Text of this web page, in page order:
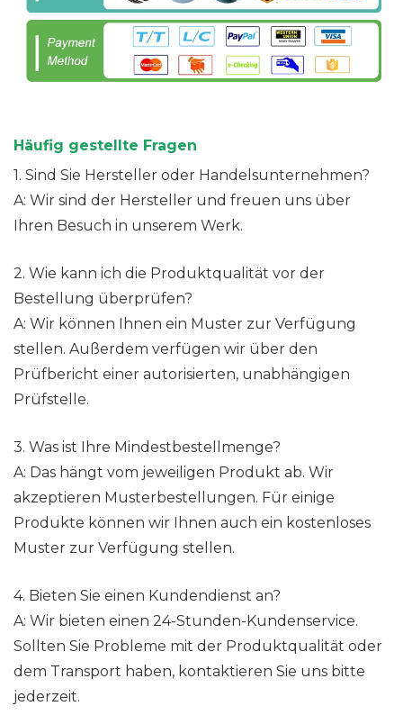
Häufig gestellte Fragen
1. Sind Sie Hersteller oder Handelsunternehmen?
A: Wir sind der Hersteller und freuen uns über
Ihren Besuch in unserem Werk.
2. Wie kann ich die Produktqualität vor der
Bestellung überprüfen?
A: Wir können Ihnen ein Muster zur Verfügung
stellen. Außerdem verfügen wir über den
Prüfbericht einer autorisierten, unabhängigen
Prüfstelle.
3. Was ist Ihre Mindestbestellmenge?
A: Das hängt vom jeweiligen Produkt ab. Wir
akzeptieren Musterbestellungen. Für einige
Produkte können wir Ihnen auch ein kostenloses
Muster zur Verfügung stellen.
4. Bieten Sie einen Kundendienst an?
A: Wir bieten einen 24-Stunden-Kundenservice.
Sollten Sie Probleme mit der Produktqualität oder
dem Transport haben, kontaktieren Sie uns bitte
jederzeit.